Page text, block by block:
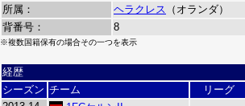
所属：
ヘラクレス （オランダ）
背番号：
8
※複数国籍保有の場合その一つを表示
経歴
シーズン チーム リーグ